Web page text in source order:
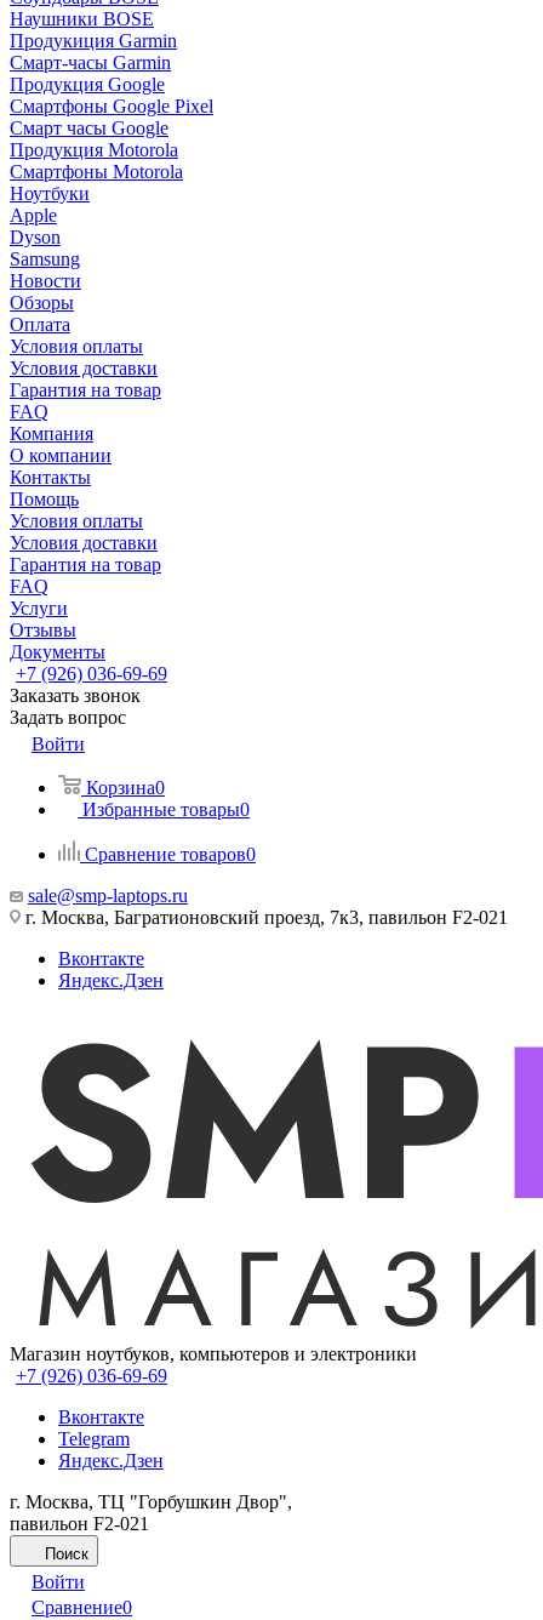
Наушники BOSE
Продукиция Garmin
Смарт-часы Garmin
Продукция Google
Смартфоны Google Pixel
Смарт часы Google
Продукция Motorola
Смартфоны Motorola
Ноутбуки
Apple
Dyson
Samsung
Новости
Обзоры
Оплата
Условия оплаты
Условия доставки
Гарантия на товар
FAQ
Компания
О компании
Контакты
Помощь
Условия оплаты
Условия доставки
Гарантия на товар
FAQ
Услуги
Отзывы
Документы
+7 (926) 036-69-69
Заказать звонок
Задать вопрос
Войти
Корзина0
Избранные товары0
Сравнение товаров0
sale@smp-laptops.ru
г. Москва, Багратионовский проезд, 7к3, павильон F2-021
Вконтакте
Яндекс.Дзен
Магазин ноутбуков, компьютеров и электроники
+7 (926) 036-69-69
Вконтакте
Telegram
Яндекс.Дзен
г. Москва, ТЦ "Горбушкин Двор",
павильон F2-021
Поиск
Войти
Сравнение0